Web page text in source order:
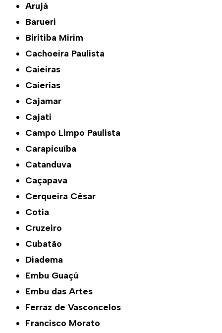
Arujá
Barueri
Biritiba Mirim
Cachoeira Paulista
Caieiras
Caierias
Cajamar
Cajati
Campo Limpo Paulista
Carapicuíba
Catanduva
Caçapava
Cerqueira César
Cotia
Cruzeiro
Cubatão
Diadema
Embu Guaçú
Embu das Artes
Ferraz de Vasconcelos
Francisco Morato